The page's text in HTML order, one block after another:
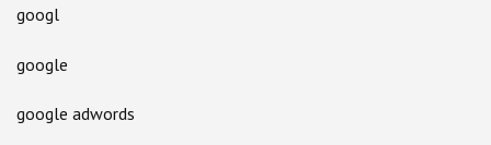
googl
google
google adwords